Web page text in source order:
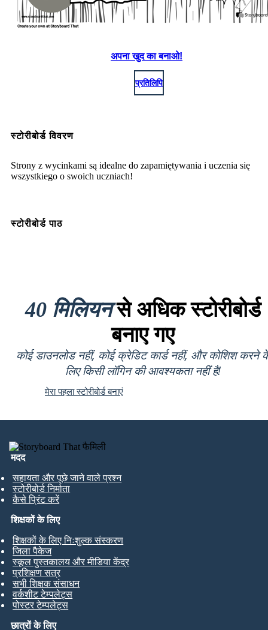
अपना खुद का बनाओ!
प्रतिलिपि
स्टोरीबोर्ड विवरण
Strony z wycinkami są idealne do zapamiętywania i uczenia się
wszystkiego o swoich uczniach!
स्टोरीबोर्ड पाठ
40 मिलियनसे अधिक स्टोरीबोर्ड
बनाए गए
कोई डाउनलोड नहीं, कोई क्रेडिट कार्ड नहीं, और कोशिश करने
लिए किसी लॉगिन की आवश्यकता नहीं है!
मेरा पहला स्टोरीबोर्ड बनाएं
मदद
सहायता और पूछे जाने वाले प्रश्न
स्टोरीबोर्ड निर्माता
कैसे प्रिंट करें
छात्रों के लिए
शिक्षकों के लिए
शिक्षकों के लिए निःशुल्क संस्करण
जिला पैकेज
स्कूल पुस्तकालय और मीडिया केंद्र
प्रशिक्षण सत्र
सभी शिक्षक संसाधन
वर्कशीट टेम्पलेट्स
पोस्टर टेम्पलेट्स